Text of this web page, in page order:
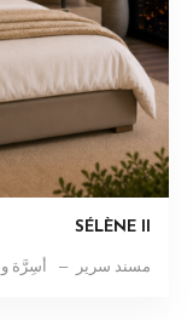
SÉLÈNE II
أسِرَّة مسند سرير